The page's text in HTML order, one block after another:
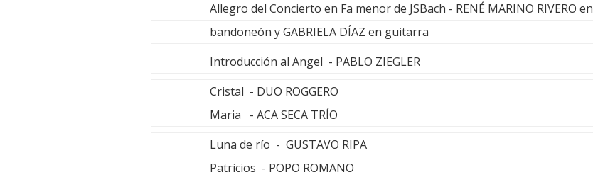
Allegro del Concierto en Fa menor de JSBach - RENÉ MARINO RIVERO en
bandoneón y GABRIELA DÍAZ en guitarra
Introducción al Angel - PABLO ZIEGLER
Cristal - DUO ROGGERO
Maria - ACA SECA TRÍO
Luna de río - GUSTAVO RIPA
Patricios - POPO ROMANO